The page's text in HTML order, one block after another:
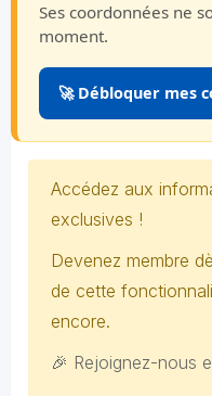
Ses coordonnées ne
moment.
🚀 Débloquer mes
Accédez aux
exclusives !
Devenez membre
de cette
encore.
🎉 Rejoignez-nous